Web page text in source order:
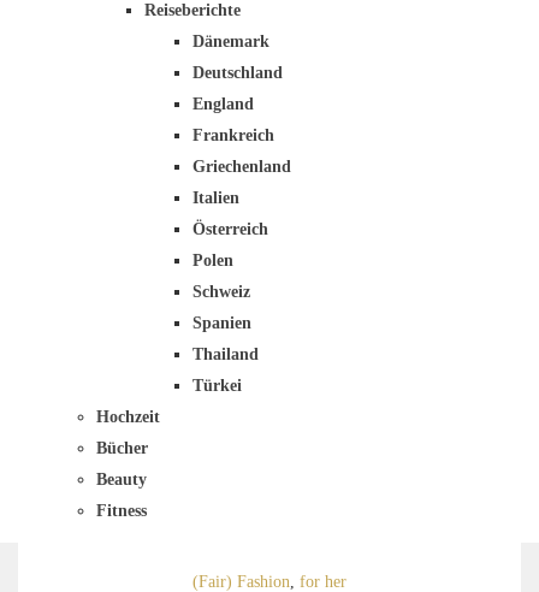
Reiseberichte
Dänemark
Deutschland
England
Frankreich
Griechenland
Italien
Österreich
Polen
Schweiz
Spanien
Thailand
Türkei
Hochzeit
Bücher
Beauty
Fitness
(Fair) Fashion, for her